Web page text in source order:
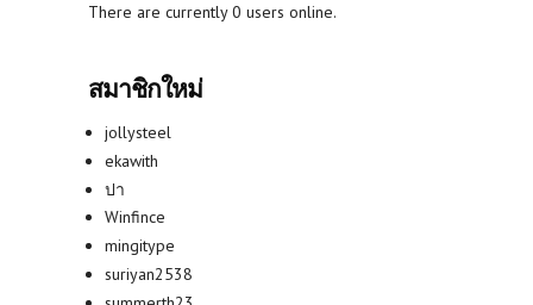
There are currently 0 users online.
สมาชิกใหม่
jollysteel
ekawith
ปา
Winfince
mingitype
suriyan2538